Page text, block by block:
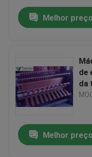
Melhor
de
da
Melhor